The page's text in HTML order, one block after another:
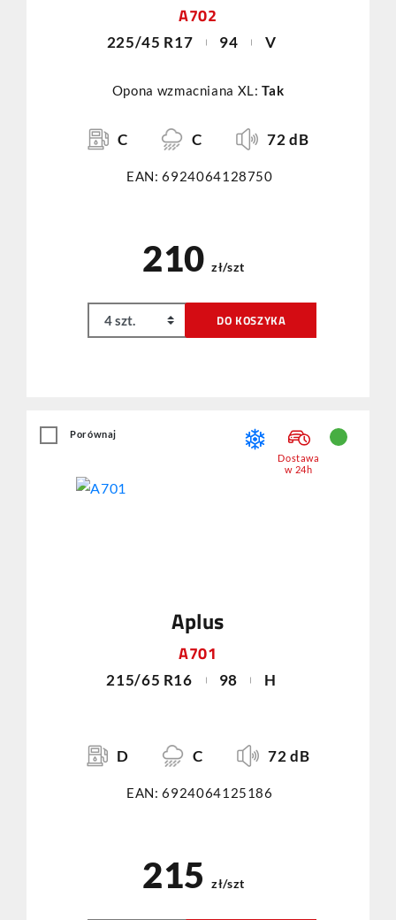
A702
225/45 R17 94 V
Opona wzmacniana XL:Tak
C C 72 dB
EAN: 6924064128750
210 zł/szt
DO KOSZYKA
Aplus
A701
215/65 R16 98 H
D C 72 dB
EAN: 6924064125186
Porównaj
Dostawa
w 24h
215 zł/szt